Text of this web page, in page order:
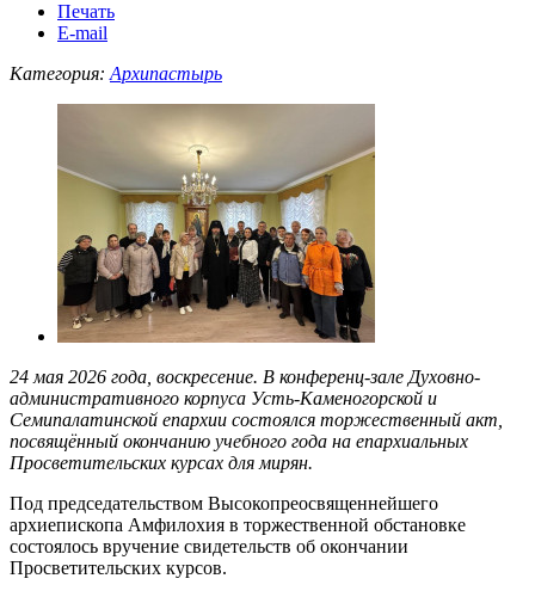
Печать
E-mail
Категория: Архипастырь
24 мая 2026 года, воскресение. В конференц-зале Духовно-
административного корпуса Усть-Каменогорской и
Семипалатинской епархии состоялся торжественный акт,
посвящённый окончанию учебного года на епархиальных
Просветительских курсах для мирян.
Под председательством Высокопреосвященнейшего
архиепископа Амфилохия в торжественной обстановке
состоялось вручение свидетельств об окончании
Просветительских курсов.